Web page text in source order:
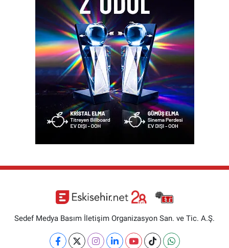
Sedef Medya Basım İletişim Organizasyon San. ve Tic. A.Ş.